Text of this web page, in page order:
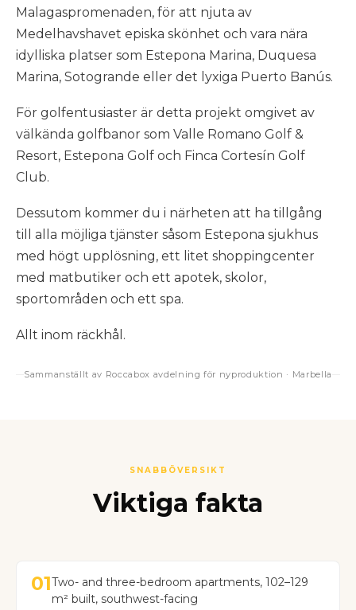
Malagaspromenaden, för att njuta av
Medelhavshavet episka skönhet och vara nära
idylliska platser som Estepona Marina, Duquesa
Marina, Sotogrande eller det lyxiga Puerto Banús.
För golfentusiaster är detta projekt omgivet av
välkända golfbanor som Valle Romano Golf &
Resort, Estepona Golf och Finca Cortesín Golf
Club.
Dessutom kommer du i närheten att ha tillgång
till alla möjliga tjänster såsom Estepona sjukhus
med högt upplösning, ett litet shoppingcenter
med matbutiker och ett apotek, skolor,
sportområden och ett spa.
Allt inom räckhål.
Sammanställt av Roccabox avdelning för nyproduktion · Marbella
SNABBÖVERSIKT
Viktiga fakta
01Two- and three-bedroom apartments, 102–129
m² built, southwest-facing